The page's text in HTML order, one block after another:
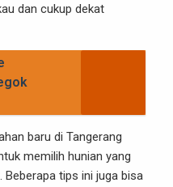
dan cukup dekat
baru di Tangerang
memilih hunian yang
tips ini juga bisa